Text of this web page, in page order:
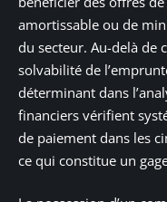
amortissable ou de
du secteur. Au-delà de
solvabilité de
déterminant dans
financiers vérifient
de paiement dans les
ce qui constitue un